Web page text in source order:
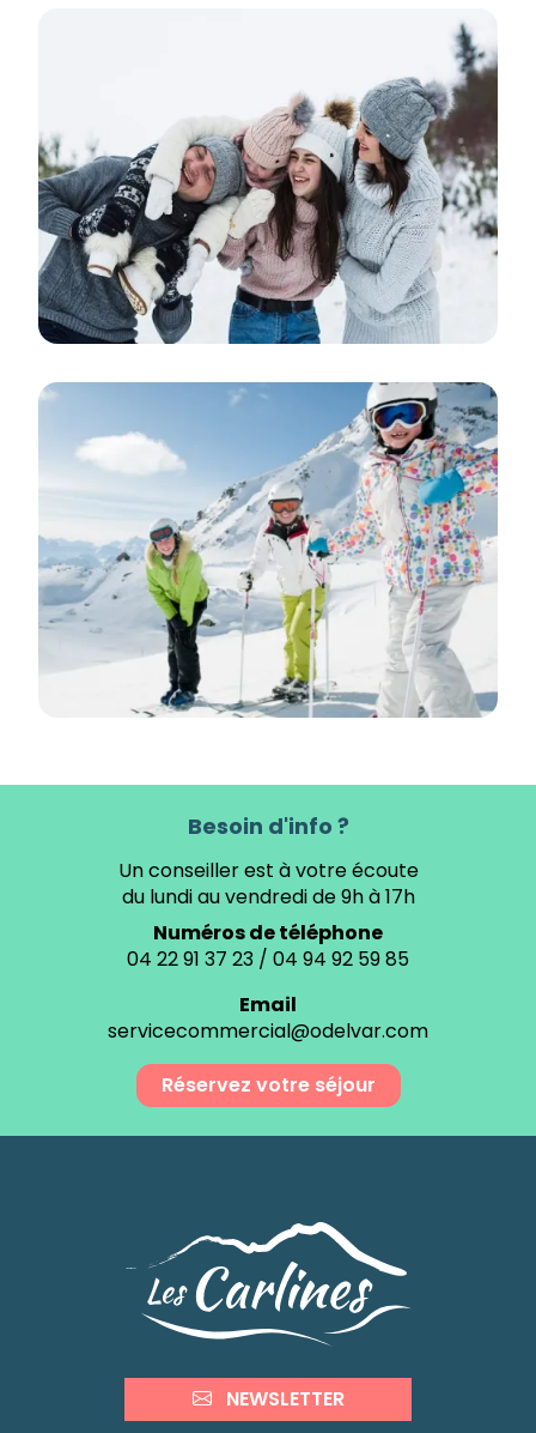
Besoin d'info ?
Un conseiller est à votre écoute
du lundi au vendredi de 9h à 17h
Numéros de téléphone
04 22 91 37 23 / 04 94 92 59 85
Email
servicecommercial@odelvar.com
Réservez votre séjour
NEWSLETTER